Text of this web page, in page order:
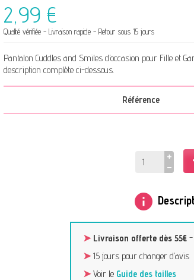
2,99 €
Qualité vérifiée - Livraison rapide - Retour sous 15 jours
Pantalon Cuddles and Smiles d’occasion pour Fille et
description complète ci-dessous.
Référence
info
➤ Livraison offerte dès 55€-
➤15 jours pour changer d’avis
➤Voir le Guide des tailles